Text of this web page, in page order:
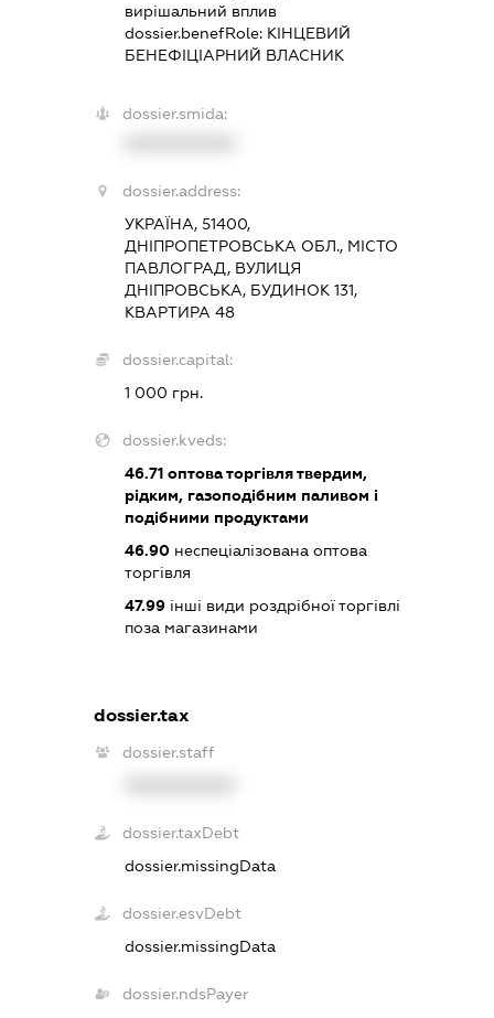
вирішальний вплив
dossier.benefRole: КІНЦЕВИЙ
БЕНЕФІЦІАРНИЙ ВЛАСНИК
dossier.smida:
dossier.address:
УКРАЇНА, 51400,
ДНІПРОПЕТРОВСЬКА ОБЛ., МІСТО
ПАВЛОГРАД, ВУЛИЦЯ
ДНІПРОВСЬКА, БУДИНОК 131,
КВАРТИРА 48
dossier.capital:
1 000 грн.
dossier.kveds:
46.71оптова торгівля твердим,
рідким, газоподібним паливом і
подібними продуктами
46.90неспеціалізована оптова
торгівля
47.99інші види роздрібної торгівлі
поза магазинами
dossier.tax
dossier.staff
dossier.taxDebt
dossier.missingData
dossier.esvDebt
dossier.missingData
dossier.ndsPayer